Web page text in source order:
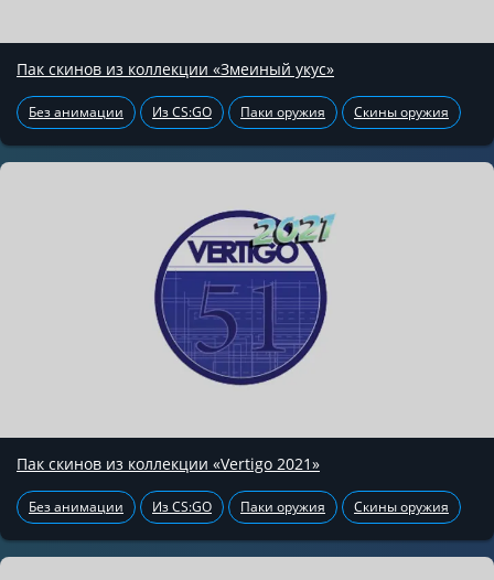
Пак скинов из коллекции «Змеиный укус»
Без анимации Из CS:GO Паки оружия Скины оружия
Пак скинов из коллекции «Vertigo 2021»
Без анимации Из CS:GO Паки оружия Скины оружия